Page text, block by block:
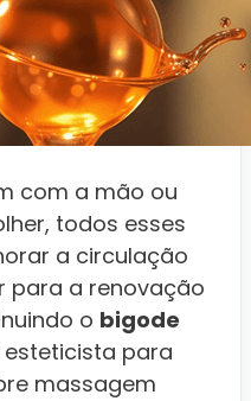
com a mão ou
todos esses
a circulação
para a renovação
o bigode
esteticista para
massagem